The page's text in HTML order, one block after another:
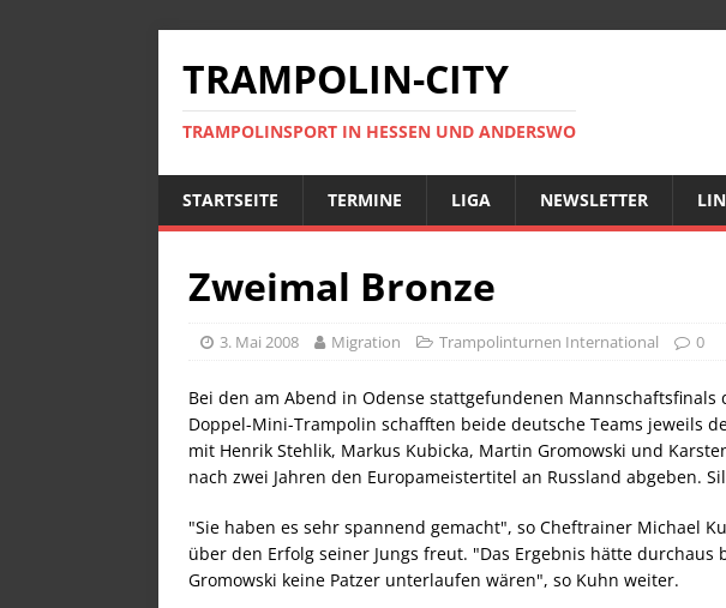
TRAMPOLIN-CITY
TRAMPOLINSPORT IN HESSEN UND ANDERSWO
STARTSEITE TERMINE LIGA NEWSLETTER
Zweimal Bronze
3. Mai 2008 Migration Trampolinturnen International 0
Bei den am Abend in Odense stattgefundenen
Doppel-Mini-Trampolin schafften beide deutsche Teams jeweils
mit Henrik Stehlik, Markus Kubicka, Martin Gromowski und
nach zwei Jahren den Europameistertitel an Russland abgeben.
"Sie haben es sehr spannend gemacht", so Cheftrainer Michael
über den Erfolg seiner Jungs freut. "Das Ergebnis hätte durchaus
Gromowski keine Patzer unterlaufen wären", so Kuhn weiter.